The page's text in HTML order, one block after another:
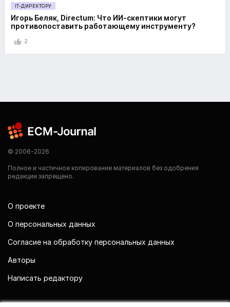
IT-ДИРЕКТОРУ
Игорь Беляк, Directum: Что ИИ-скептики могут
противопоставить работающему инструменту?
2
© 2006-2026
Полное и частичное копирование материалов без одобрения
редакции запрещено.
О проекте
О персональных данных
Согласие на обработку персональных данных
Авторы
Написать редактору